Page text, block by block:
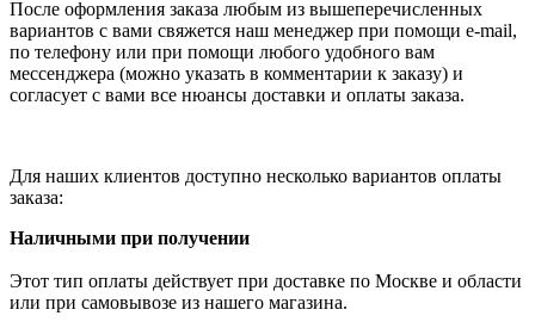
После оформления заказа любым из вышеперечисленных
вариантов с вами свяжется наш менеджер при помощи e-mail,
по телефону или при помощи любого удобного вам
мессенджера (можно указать в комментарии к заказу) и
согласует с вами все нюансы доставки и оплаты заказа.
Для наших клиентов доступно несколько вариантов оплаты
заказа:
Наличными при получении
Этот тип оплаты действует при доставке по Москве и области
или при самовывозе из нашего магазина.